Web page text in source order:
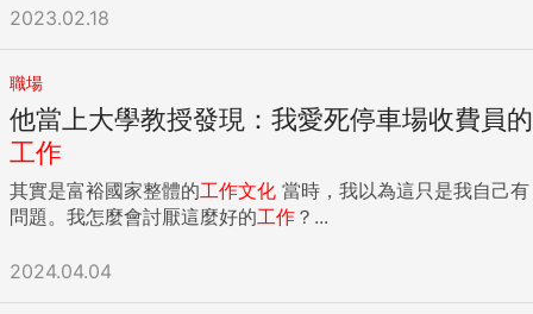
2023.02.18
職場
他當上大學教授發現：我愛死停車場收費員的
工作
其實是富裕國家整體的工作文化
問題。我怎麼會討厭這麼好的工作 ？...
2024.04.04